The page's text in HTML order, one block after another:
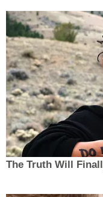
The Truth Will